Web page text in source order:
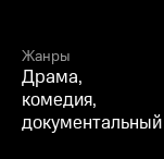
Жанры
Драма,
комедия,
документальный